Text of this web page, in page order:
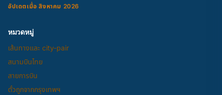
อัปเดตเมื่อ สิงหาคม 2026
หมวดหมู่
เส้นทางและ city-pair
สนามบินไทย
สายการบิน
ตั๋วถูกจากกรุงเทพฯ